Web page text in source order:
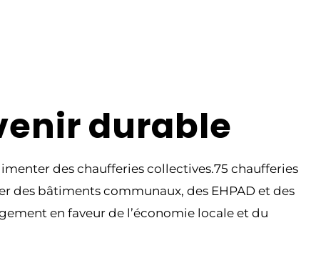
durable
des chaufferies collectives.75 chaufferies
des bâtiments communaux, des EHPAD et des
en faveur de l’économie locale et du